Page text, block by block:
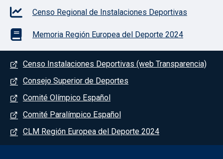
Censo Regional de Instalaciones Deportivas
Memoria Región Europea del Deporte 2024
Menú del pie
Censo Instalaciones Deportivas (web Transparencia)
Consejo Superior de Deportes
Comité Olímpico Español
Comité Paralímpico Español
CLM Región Europea del Deporte 2024